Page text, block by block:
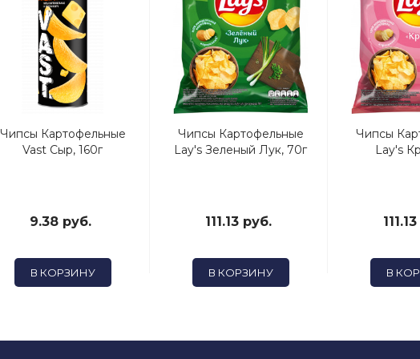
Чипсы Картофельные
Vast Сыр, 160г
9.38 руб.
В КОРЗИНУ
Чипсы Картофельные
Lay's Зеленый Лук, 70г
111.13 руб.
В КОРЗИНУ
Чипсы
Lay's
В